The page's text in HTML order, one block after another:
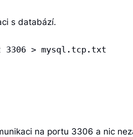
s databází.
> mysql.tcp.txt
na portu 3306 a nic